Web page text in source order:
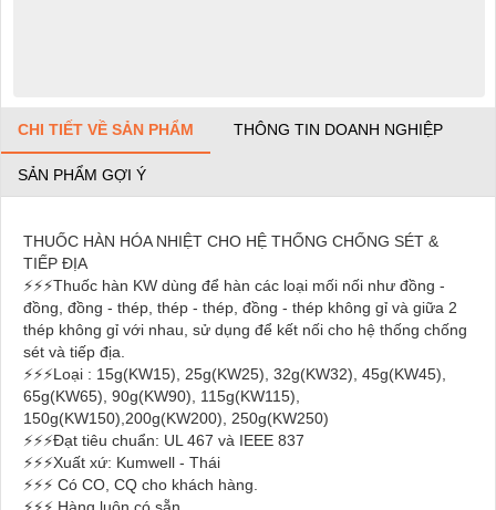
CHI TIẾT VỀ SẢN PHẨM THÔNG TIN DOANH NGHIỆP
SẢN PHẨM GỢI Ý
THUỐC HÀN HÓA NHIỆT CHO HỆ THỐNG CHỐNG SÉT &
TIẾP ĐỊA
⚡⚡⚡Thuốc hàn KW dùng để hàn các loại mối nối như đồng -
đồng, đồng - thép, thép - thép, đồng - thép không gỉ và giữa 2
thép không gỉ với nhau, sử dụng để kết nối cho hệ thống chống
sét và tiếp địa.
⚡⚡⚡Loại : 15g(KW15), 25g(KW25), 32g(KW32), 45g(KW45),
65g(KW65), 90g(KW90), 115g(KW115),
150g(KW150),200g(KW200), 250g(KW250)
⚡⚡⚡Đạt tiêu chuẩn: UL 467 và IEEE 837
⚡⚡⚡Xuất xứ: Kumwell - Thái
⚡⚡⚡ Có CO, CQ cho khách hàng.
⚡⚡⚡ Hàng luôn có sẵn